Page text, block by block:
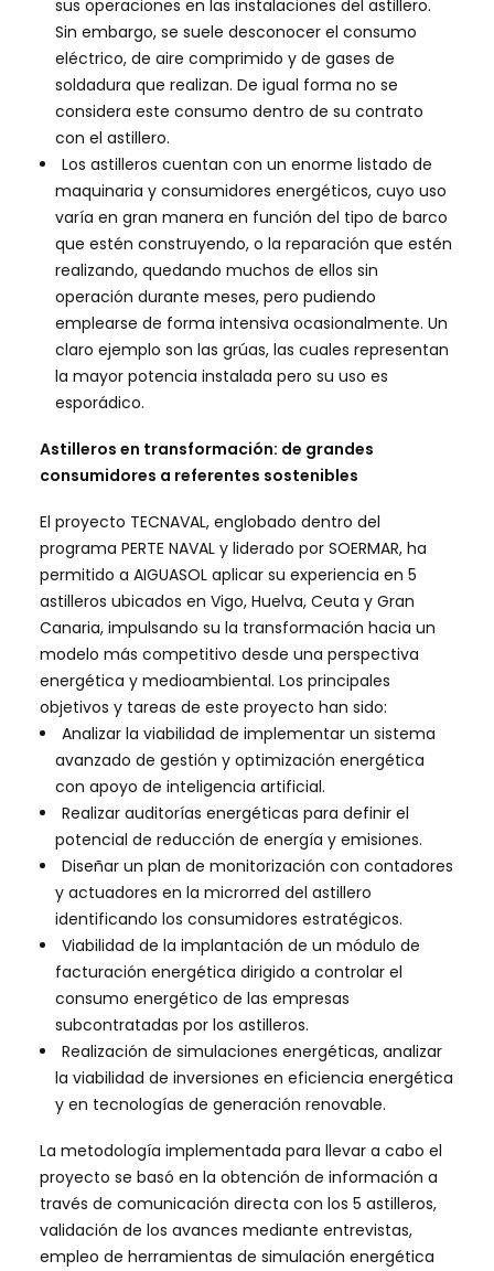
sus operaciones en las instalaciones del astillero.
Sin embargo, se suele desconocer el consumo
eléctrico, de aire comprimido y de gases de
soldadura que realizan. De igual forma no se
considera este consumo dentro de su contrato
con el astillero.
Los astilleros cuentan con un enorme listado de
maquinaria y consumidores energéticos, cuyo uso
varía en gran manera en función del tipo de barco
que estén construyendo, o la reparación que estén
realizando, quedando muchos de ellos sin
operación durante meses, pero pudiendo
emplearse de forma intensiva ocasionalmente. Un
claro ejemplo son las grúas, las cuales representan
la mayor potencia instalada pero su uso es
esporádico.
Astilleros en transformación: de grandes
consumidores a referentes sostenibles
El proyecto TECNAVAL, englobado dentro del
programa PERTE NAVAL y liderado por SOERMAR, ha
permitido a AIGUASOL aplicar su experiencia en 5
astilleros ubicados en Vigo, Huelva, Ceuta y Gran
Canaria, impulsando su la transformación hacia un
modelo más competitivo desde una perspectiva
energética y medioambiental. Los principales
objetivos y tareas de este proyecto han sido:
Analizar la viabilidad de implementar un sistema
avanzado de gestión y optimización energética
con apoyo de inteligencia artificial.
Realizar auditorías energéticas para definir el
potencial de reducción de energía y emisiones.
Diseñar un plan de monitorización con contadores
y actuadores en la microrred del astillero
identificando los consumidores estratégicos.
Viabilidad de la implantación de un módulo de
facturación energética dirigido a controlar el
consumo energético de las empresas
subcontratadas por los astilleros.
Realización de simulaciones energéticas, analizar
la viabilidad de inversiones en eficiencia energética
y en tecnologías de generación renovable.
La metodología implementada para llevar a cabo el
proyecto se basó en la obtención de información a
través de comunicación directa con los 5 astilleros,
validación de los avances mediante entrevistas,
empleo de herramientas de simulación energética